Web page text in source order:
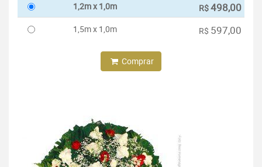
1,2m x 1,0m R$498,00
1,5m x 1,0m R$ 597,00
Comprar